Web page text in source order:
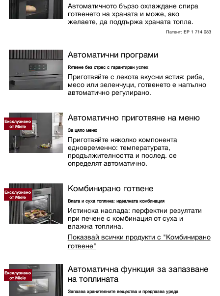
Автоматичното бързо охлаждане спира
готвенето на храната и може, ако
желаете, да поддържа храната топла.
Патент: EP 1 714 083
Автоматични програми
Готвене без стрес с гарантиран успех
Приготвяйте с лекота вкусни ястия: риба,
месо или зеленчуци, готвенето е напълно
автоматично регулирано.
Автоматично приготвяне на меню
За цяло меню
Приготвяйте няколко компонента
едновременно: температурата,
продължителността и послед. се
определят автоматично.
Комбинирано готвене
Влага и суха топлина: идеалната комбинация
Истинска наслада: перфектни резултати
при печене с комбинация от суха и
влажна топлина.
Показвай всички продукти с "Комбинирано
готвене"
Автоматична функция за запазване
на топлината
Запазва хранителните вещества и предпазва уреда